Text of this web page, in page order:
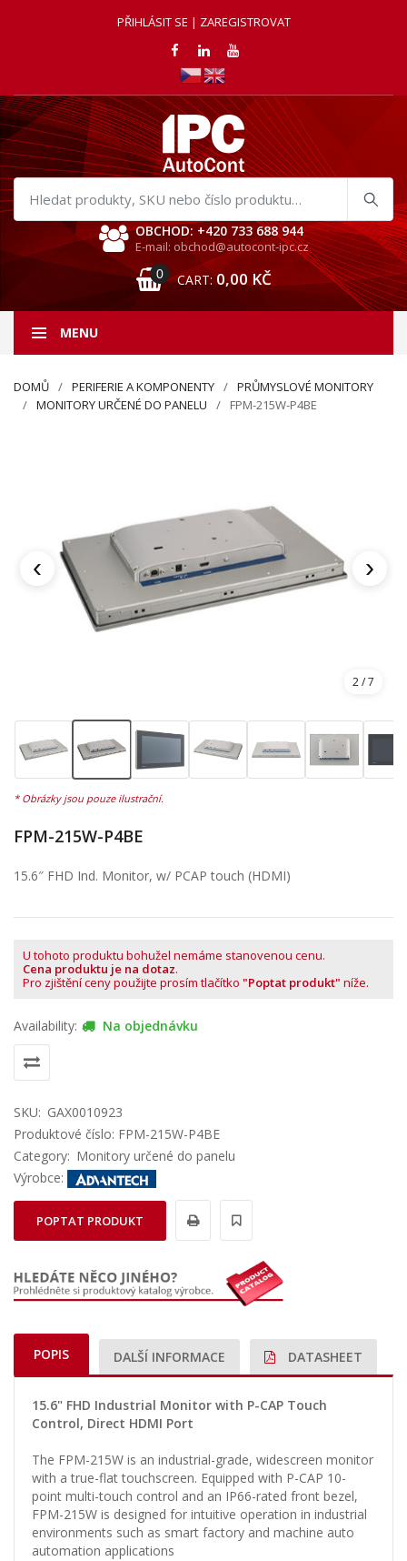
PŘIHLÁSIT SE | ZAREGISTROVAT
Hledat
produkty
OBCHOD: +420 733 688 944
E-mail: obchod@autocont-ipc.cz
0 CART: 0,00 KČ
MENU
DOMŮ PERIFERIE A KOMPONENTY
PRŮMYSLOVÉ MONITORY
MONITORY URČENÉ DO PANELU
FPM-215W-P4BE
‹ ›
2/ 7
FPM-215W-P4BE
15.6″ FHD Ind. Monitor, w/ PCAP touch (HDMI)
U tohoto produktu bohužel nemáme stanovenou cenu.
Cena produktu je na dotaz.
Pro zjištění ceny použijte prosím tlačítko "Poptat produkt" níže.
Availability: Na objednávku
SKU: GAX0010923
Produktové číslo: FPM-215W-P4BE
Category: Monitory určené do panelu
Výrobce:
POPTAT PRODUKT
POPIS DALŠÍ INFORMACE DATASHEET
15.6" FHD Industrial Monitor with P-CAP Touch
Control, Direct HDMI Port
The FPM-215W is an industrial-grade, widescreen monitor
with a true-flat touchscreen. Equipped with P-CAP 10-
point multi-touch control and an IP66-rated front bezel,
FPM-215W is designed for intuitive operation in industrial
environments such as smart factory and machine auto
automation applications